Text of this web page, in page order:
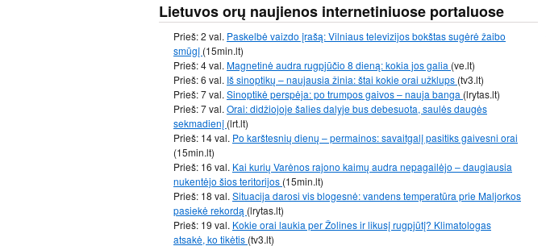
Lietuvos orų naujienos internetiniuose portaluose
Prieš: 2 val. Paskelbė vaizdo įrašą: Vilniaus televizijos bokštas sugėrė žaibo
smūgį (15min.lt)
Prieš: 4 val. Magnetinė audra rugpjūčio 8 dieną: kokia jos galia (ve.lt)
Prieš: 6 val. Iš sinoptikų – naujausia žinia: štai kokie orai užklups (tv3.lt)
Prieš: 7 val. Sinoptikė perspėja: po trumpos gaivos – nauja banga (lrytas.lt)
Prieš: 7 val. Orai: didžiojoje šalies dalyje bus debesuota, saulės daugės
sekmadienį (lrt.lt)
Prieš: 14 val. Po karštesnių dienų – permainos: savaitgalį pasitiks gaivesni orai
(15min.lt)
Prieš: 16 val. Kai kurių Varėnos rajono kaimų audra nepagailėjo – daugiausia
nukentėjo šios teritorijos (15min.lt)
Prieš: 18 val. Situacija darosi vis blogesnė: vandens temperatūra prie Maljorkos
pasiekė rekordą (lrytas.lt)
Prieš: 19 val. Kokie orai laukia per Žolines ir likusį rugpjūtį? Klimatologas
atsakė, ko tikėtis (tv3.lt)